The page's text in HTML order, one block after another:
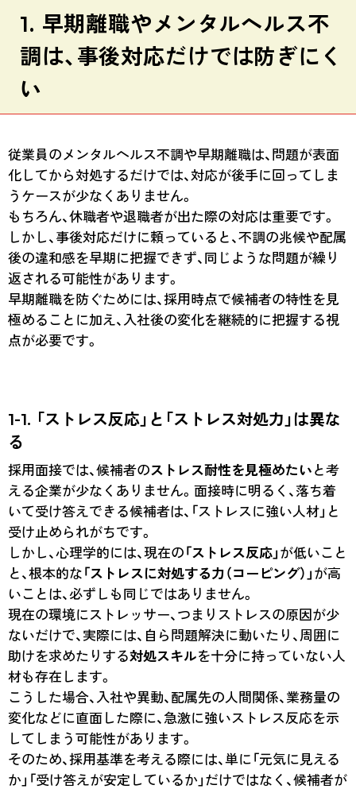
1. 早期離職やメンタルヘルス不
調は、事後対応だけでは防ぎにく
い
従業員のメンタルヘルス不調や早期離職は、問題が表面
化してから対処するだけでは、対応が後手に回ってしま
うケースが少なくありません。
もちろん、休職者や退職者が出た際の対応は重要です。
しかし、事後対応だけに頼っていると、不調の兆候や配属
後の違和感を早期に把握できず、同じような問題が繰り
返される可能性があります。
早期離職を防ぐためには、採用時点で候補者の特性を見
極めることに加え、入社後の変化を継続的に把握する視
点が必要です。
1-1. 「ストレス反応」と「ストレス対処力」は異な
る
採用面接では、候補者のストレス耐性を見極めたい と考
える企業が少なくありません。面接時に明るく、落ち着
いて受け答えできる候補者は、「ストレスに強い人材」と
受け止められがちです。
しかし、心理学的には、現在の 「ストレス反応」 が低いこと
と、根本的な 「ストレスに対処する力（コーピング）」 が高
いことは、必ずしも同じではありません。
現在の環境にストレッサー、つまりストレスの原因が少
ないだけで、実際には、自ら問題解決に動いたり、周囲に
助けを求めたりする対処スキルを十分に持っていない人
材も存在します。
こうした場合、入社や異動、配属先の人間関係、業務量の
変化などに直面した際に、急激に強いストレス反応を示
してしまう可能性があります。
そのため、採用基準を考える際には、単に「元気に見える
か」「受け答えが安定しているか」だけではなく、候補者が